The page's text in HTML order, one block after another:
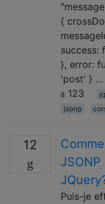
{
success:
}, error:
'post' } …
123
jsonp
12
Puis-je